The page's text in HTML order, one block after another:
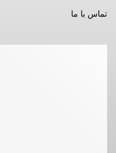
تماس با ما